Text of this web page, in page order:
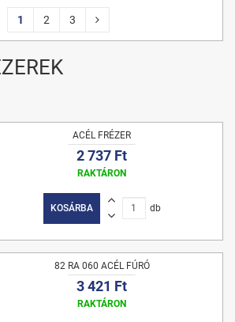
1 2 3
ACÉL FRÉZER
2 737 Ft
RAKTÁRON
KOSÁRBA db
82 RA 060 ACÉL FÚRÓ
3 421 Ft
RAKTÁRON